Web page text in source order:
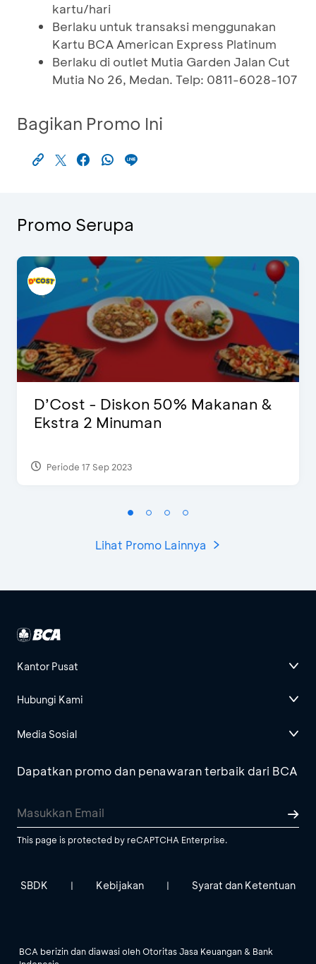
kartu/hari
Berlaku untuk transaksi menggunakan
Kartu BCA American Express Platinum
Berlaku di outlet Mutia Garden Jalan Cut
Mutia No 26, Medan. Telp: 0811-6028-107
Bagikan Promo Ini
Promo Serupa
D’Cost - Diskon 50% Makanan &
Ekstra 2 Minuman
Periode 17 Sep 2023
Lihat Promo Lainnya
Kantor Pusat
Hubungi Kami
Media Sosial
Dapatkan promo dan penawaran terbaik dari BCA
This page is protected by reCAPTCHA Enterprise.
SBDK | Kebijakan | Syarat dan Ketentuan
BCA berizin dan diawasi oleh Otoritas Jasa Keuangan & Bank